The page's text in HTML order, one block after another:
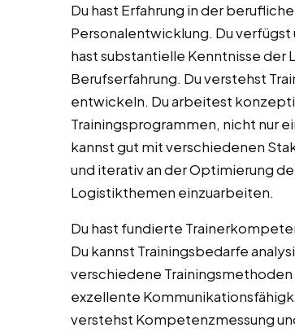
Du hast Erfahrung in der
Personalentwicklung. Du
hast substantielle Kenntnisse der
Berufserfahrung. Du verstehst
entwickeln. Du arbeitest
Trainingsprogrammen, nicht nur
kannst gut mit verschiedenen
und iterativ an der Optimierung
Logistikthemen einzuarbeiten.
Du hast fundierte
Du kannst Trainingsbedarfe
verschiedene
exzellente
verstehst Kompetenzmessung